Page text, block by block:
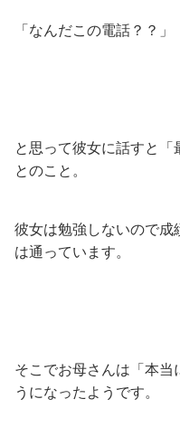
「なんだこの電話？？」
と思って彼女に話すと「
とのこと。
彼女は勉強しないので
は通っています。
そこでお母さんは「本当
うになったようです。